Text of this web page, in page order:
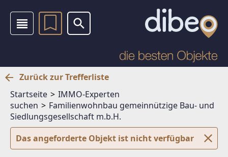
Zurück zur Trefferliste
Startseite
IMMO-Experten
suchen
Familienwohnbau gemeinnützige Bau- und
Siedlungsgesellschaft m.b.H.
Das angeforderte Objekt ist nicht verfügbar